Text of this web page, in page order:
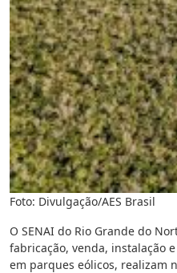
Foto: Divulgação/AES Brasil
O SENAI do Rio Grande do
fabricação, venda, instalação
em parques eólicos, realizam